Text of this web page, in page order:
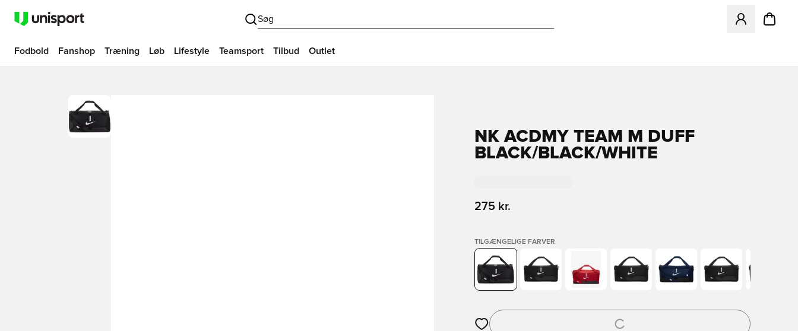
Søg
Åbner en
Fodbold Fanshop Træning Løb Lifestyle Teamsport Tilbud Outlet
NK ACDMY TEAM M DUFF
BLACK/BLACK/WHITE
275 kr.
TILGÆNGELIGE FARVER